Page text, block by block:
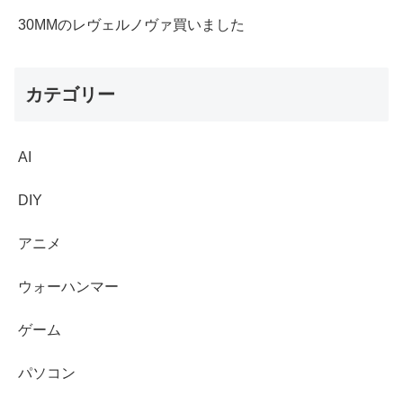
30MMのレヴェルノヴァ買いました
カテゴリー
AI
DIY
アニメ
ウォーハンマー
ゲーム
パソコン